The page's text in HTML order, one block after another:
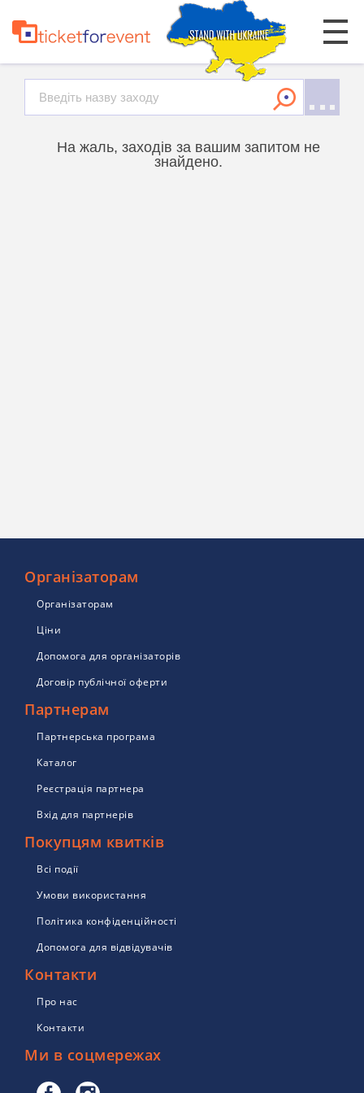
На жаль, заходів за вашим запитом не
знайдено.
Організаторам
Організаторам
Ціни
Допомога для організаторів
Договір публічної оферти
Партнерам
Партнерська програма
Каталог
Реєстрація партнера
Вхід для партнерів
Покупцям квитків
Всі події
Умови використання
Політика конфіденційності
Допомога для відвідувачів
Контакти
Про нас
Контакти
Ми в соцмережах